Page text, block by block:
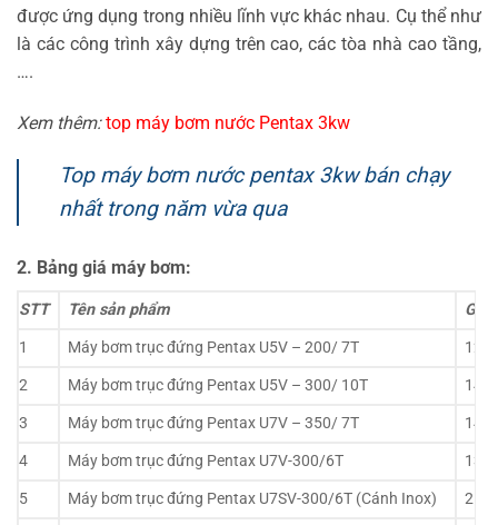
được ứng dụng trong nhiều lĩnh vực khác nhau. Cụ thể như
là các công trình xây dựng trên cao, các tòa nhà cao tầng,
….
Xem thêm: top máy bơm nước Pentax 3kw
Top máy bơm nước pentax 3kw bán chạy
nhất trong năm vừa qua
2. Bảng giá máy bơm:
STT Tên sản phẩm
1
Máy bơm trục đứng Pentax U5V – 200/ 7T
2
Máy bơm trục đứng Pentax U5V – 300/ 10T
3
Máy bơm trục đứng Pentax U7V – 350/ 7T
4
Máy bơm trục đứng Pentax U7V-300/6T
5
Máy bơm trục đứng Pentax U7SV-300/6T (Cánh Inox)